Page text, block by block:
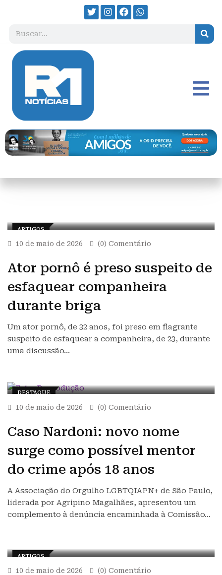
ARTIGOS
10 de maio de 2026 (0) Comentário
Ator pornô é preso suspeito de
esfaquear companheira
durante briga
Um ator pornô, de 32 anos, foi preso em flagrante
suspeito de esfaquear a companheira, de 23, durante
uma discussão…
DESTAQUE
10 de maio de 2026 (0) Comentário
Caso Nardoni: novo nome
surge como possível mentor
do crime após 18 anos
A Associação do Orgulho LGBTQIAPN+ de São Paulo,
liderada por Agripino Magalhães, apresentou um
complemento à denúncia encaminhada à Comissão…
ARTIGOS
10 de maio de 2026 (0) Comentário